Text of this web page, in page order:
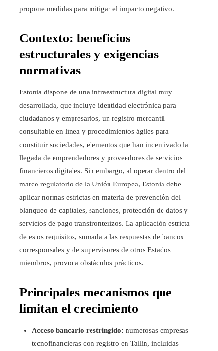
propone medidas para mitigar el impacto negativo.
Contexto: beneficios
estructurales y exigencias
normativas
Estonia dispone de una infraestructura digital muy
desarrollada, que incluye identidad electrónica para
ciudadanos y empresarios, un registro mercantil
consultable en línea y procedimientos ágiles para
constituir sociedades, elementos que han incentivado la
llegada de emprendedores y proveedores de servicios
financieros digitales. Sin embargo, al operar dentro del
marco regulatorio de la Unión Europea, Estonia debe
aplicar normas estrictas en materia de prevención del
blanqueo de capitales, sanciones, protección de datos y
servicios de pago transfronterizos. La aplicación estricta
de estos requisitos, sumada a las respuestas de bancos
corresponsales y de supervisores de otros Estados
miembros, provoca obstáculos prácticos.
Principales mecanismos que
limitan el crecimiento
Acceso bancario restringido: numerosas empresas
tecnofinancieras con registro en Tallin, incluidas